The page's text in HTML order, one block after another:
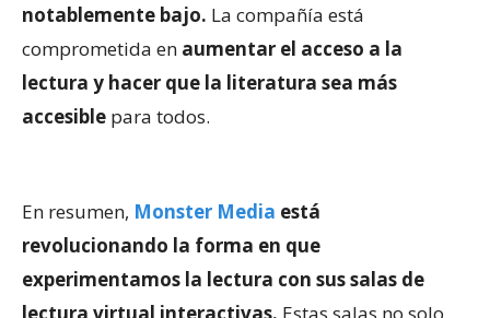
notablemente bajo. La compañía está
comprometida en aumentar el acceso a la
lectura y hacer que la literatura sea más
accesible para todos.
En resumen, Monster Media está
revolucionando la forma en que
experimentamos la lectura con sus salas de